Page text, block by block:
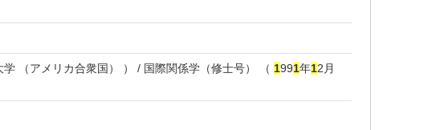
（アメリカ合衆国） ） / 国際関係学（修士号） （ 1991年12月